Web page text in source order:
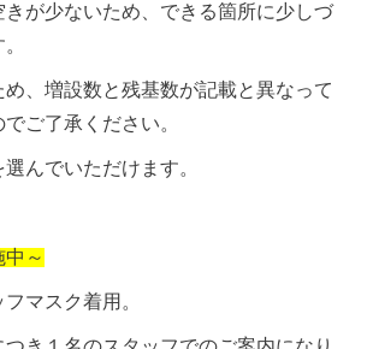
が少ないため、できる箇所に少しづ
、増設数と残基数が記載と異なって
ご了承ください。
んでいただけます。
中～
マスク着用。